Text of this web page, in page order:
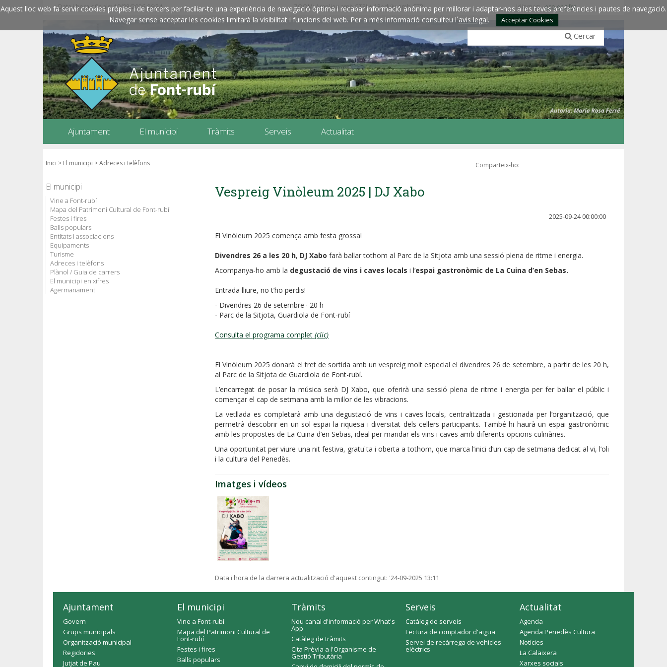
Aquest lloc web fa servir cookies pròpies i de tercers per faciliar-te una experiència de navegació òptima i recabar informació anònima per millorar i adaptar-nos a les teves preferències i pautes de navegació.
Navegar sense acceptar les cookies limitarà la visibilitat i funcions del web. Per a més informació consulteu l´avis legal. Acceptar Cookies
Data i hora oficials: 10/08/2026 06:24 ZOOM: Amplieu amb CTRL+ / Reduïu amb CTRL- Idiomes:esp engfra
Cercar
Ajuntament El municipi Tràmits Serveis Actualitat
Inici > El municipi >Adreces i telèfons Comparteix-ho:
El municipi
Vine a Font-rubí
Mapa del Patrimoni Cultural de Font-rubí
Festes i fires
Balls populars
Entitats i associacions
Equipaments
Turisme
Adreces i telèfons
Plànol / Guia de carrers
El municipi en xifres
Agermanament
Vespreig Vinòleum 2025 | DJ Xabo
2025-09-24 00:00:00
El Vinòleum 2025 comença amb festa grossa!
Divendres 26 a les 20 h, DJ Xabo farà ballar tothom al Parc de la Sitjota amb una sessió plena de ritme i energia.
Acompanya-ho amb la degustació de vins i caves locals i l’espai gastronòmic de La Cuina d’en Sebas.
Entrada lliure, no t’ho perdis!
- Divendres 26 de setembre · 20 h
- Parc de la Sitjota, Guardiola de Font-rubí
Consulta el programa complet(clic)
El Vinòleum 2025 donarà el tret de sortida amb un vespreig molt especial el divendres 26 de setembre, a partir de les 20 h,
al Parc de la Sitjota de Guardiola de Font-rubí.
L’encarregat de posar la música serà DJ Xabo, que oferirà una sessió plena de ritme i energia per fer ballar el públic i
començar el cap de setmana amb la millor de les vibracions.
La vetllada es completarà amb una degustació de vins i caves locals, centralitzada i gestionada per l’organització, que
permetrà descobrir en un sol espai la riquesa i diversitat dels cellers participants. També hi haurà un espai gastronòmic
amb les propostes de La Cuina d’en Sebas, ideal per maridar els vins i caves amb diferents opcions culinàries.
Una oportunitat per viure una nit festiva, gratuïta i oberta a tothom, que marca l’inici d’un cap de setmana dedicat al vi, l’oli
i la cultura del Penedès.
Imatges i vídeos
Data i hora de la darrera actualització d'aquest contingut: '24-09-2025 13:11
Ajuntament
Govern
Grups municipals
Organització municipal
Regidories
Jutjat de Pau
El municipi
Vine a Font-rubí
Mapa del Patrimoni Cultural de
Font-rubí
Festes i fires
Balls populars
Tràmits
Nou canal d'informació per What's
App
Catàleg de tràmits
Cita Prèvia a l'Organisme de
Gestió Tributària
Serveis
Catàleg de serveis
Lectura de comptador d'aigua
Servei de recàrrega de vehicles
elèctrics
Actualitat
Agenda
Agenda Penedès Cultura
Notícies
La Calaixera
Xarxes socials